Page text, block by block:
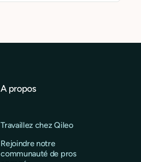
A propos
Travaillez chez Qileo
Rejoindre notre
communauté de pros